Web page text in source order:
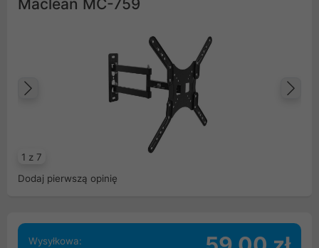
Maclean MC-759
1 z 7
Poprzedni
Dodaj pierwszą opinię
Wysyłkowa: